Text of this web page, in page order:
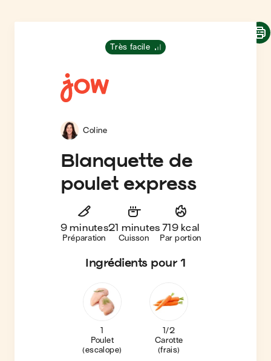
Très facile
Coline
Blanquette de
poulet express
9 minutes
Préparation
21 minutes
Cuisson
719 kcal
Par portion
Ingrédients pour 1
1
Poulet
(escalope)
1/2
Carotte
(frais)